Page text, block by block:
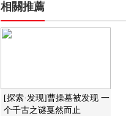
相關推薦
[探索·发现]曹操墓被发现 一
个千古之谜戛然而止